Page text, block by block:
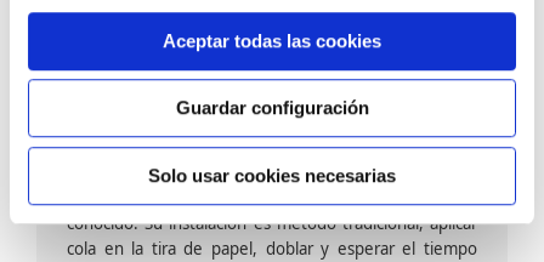
Aceptar todas las cookies
Guardar configuración
Solo usar cookies necesarias
colocación es fácil rápida y sencilla.
Papel pintado calidad papel:
Formado por una capa de papel sobre un soporte de
conocido. Su instalación es método tradicional, aplicar
cola en la tira de papel, doblar y esperar el tiempo